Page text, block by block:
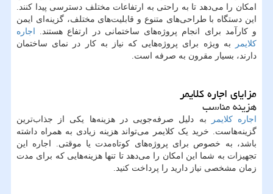
امکان را می‌دهد تا به راحتی به ارتفاعات مختلف دسترسی پیدا کنند.
این دستگاه با طراحی‌های متنوع و قابلیت‌های مختلف، گزینه‌ای ایمن
و کارآمد برای انجام پروژه‌های ساختمانی در ارتفاع هستند. اجاره
کلایمر
به ویژه برای پروژه‌هایی که نیاز به کار در نمای ساختمان
دارند، بسیار مقرون به صرفه است.
مزایای اجاره کلایمر
هزینه مناسب
اجاره کلایمر
به‌ دلیل صرفه‌جویی در هزینه‌ها یکی از جذاب‌ترین
گزینه‌هاست. خرید یک کلایمر می‌تواند هزینه زیادی به همراه داشته
باشد، به خصوص برای پروژه‌های کوتاه‌مدت یا موقتی. اجاره این
تجهیزات به شما این امکان را می‌دهد تا تنها هزینه‌هایی که برای مدت
زمان مشخصی نیاز دارید را پرداخت کنید.